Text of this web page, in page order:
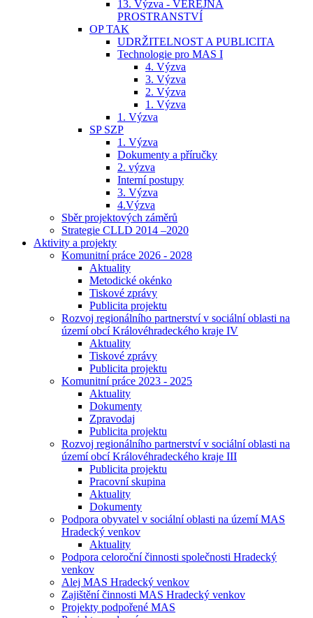
13. Výzva - VEŘEJNÁ
PROSTRANSTVÍ
OP TAK
UDRŽITELNOST A PUBLICITA
Technologie pro MAS I
4. Výzva
3. Výzva
2. Výzva
1. Výzva
1. Výzva
SP SZP
1. Výzva
Dokumenty a příručky
2. výzva
Interní postupy
3. Výzva
4.Výzva
Sběr projektových záměrů
Strategie CLLD 2014 –2020
Aktivity a projekty
Komunitní práce 2026 - 2028
Aktuality
Metodické okénko
Tiskové zprávy
Publicita projektu
Rozvoj regionálního partnerství v sociální oblasti na
území obcí Královéhradeckého kraje IV
Aktuality
Tiskové zprávy
Publicita projektu
Komunitní práce 2023 - 2025
Aktuality
Dokumenty
Zpravodaj
Publicita projektu
Rozvoj regionálního partnerství v sociální oblasti na
území obcí Královéhradeckého kraje III
Publicita projektu
Pracovní skupina
Aktuality
Dokumenty
Podpora obyvatel v sociální oblasti na území MAS
Hradecký venkov
Aktuality
Podpora celoroční činnosti společnosti Hradecký
venkov
Alej MAS Hradecký venkov
Zajištění činnosti MAS Hradecký venkov
Projekty podpořené MAS